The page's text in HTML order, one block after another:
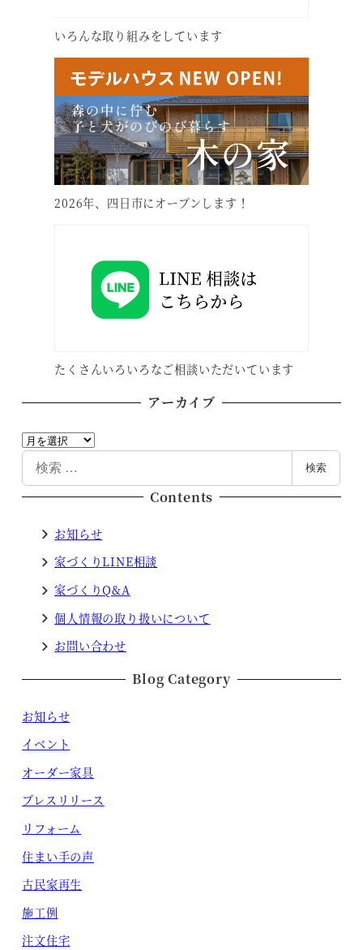
いろんな取り組みをしています
2026年、四日市にオープンします！
たくさんいろいろなご相談いただいています
アーカイブ
ア
ー
カ
イ
検
索
検索
Contents
お知らせ
家づくりLINE相談
家づくりQ&A
個人情報の取り扱いについて
お問い合わせ
Blog Category
お知らせ
イベント
オーダー家具
プレスリリース
リフォーム
住まい手の声
古民家再生
施工例
注文住宅